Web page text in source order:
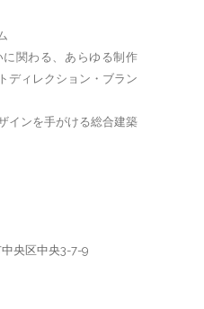
関わる、あらゆる制作
ディレクション・ブラン
インを手がける総合建築
央区中央3-7-9